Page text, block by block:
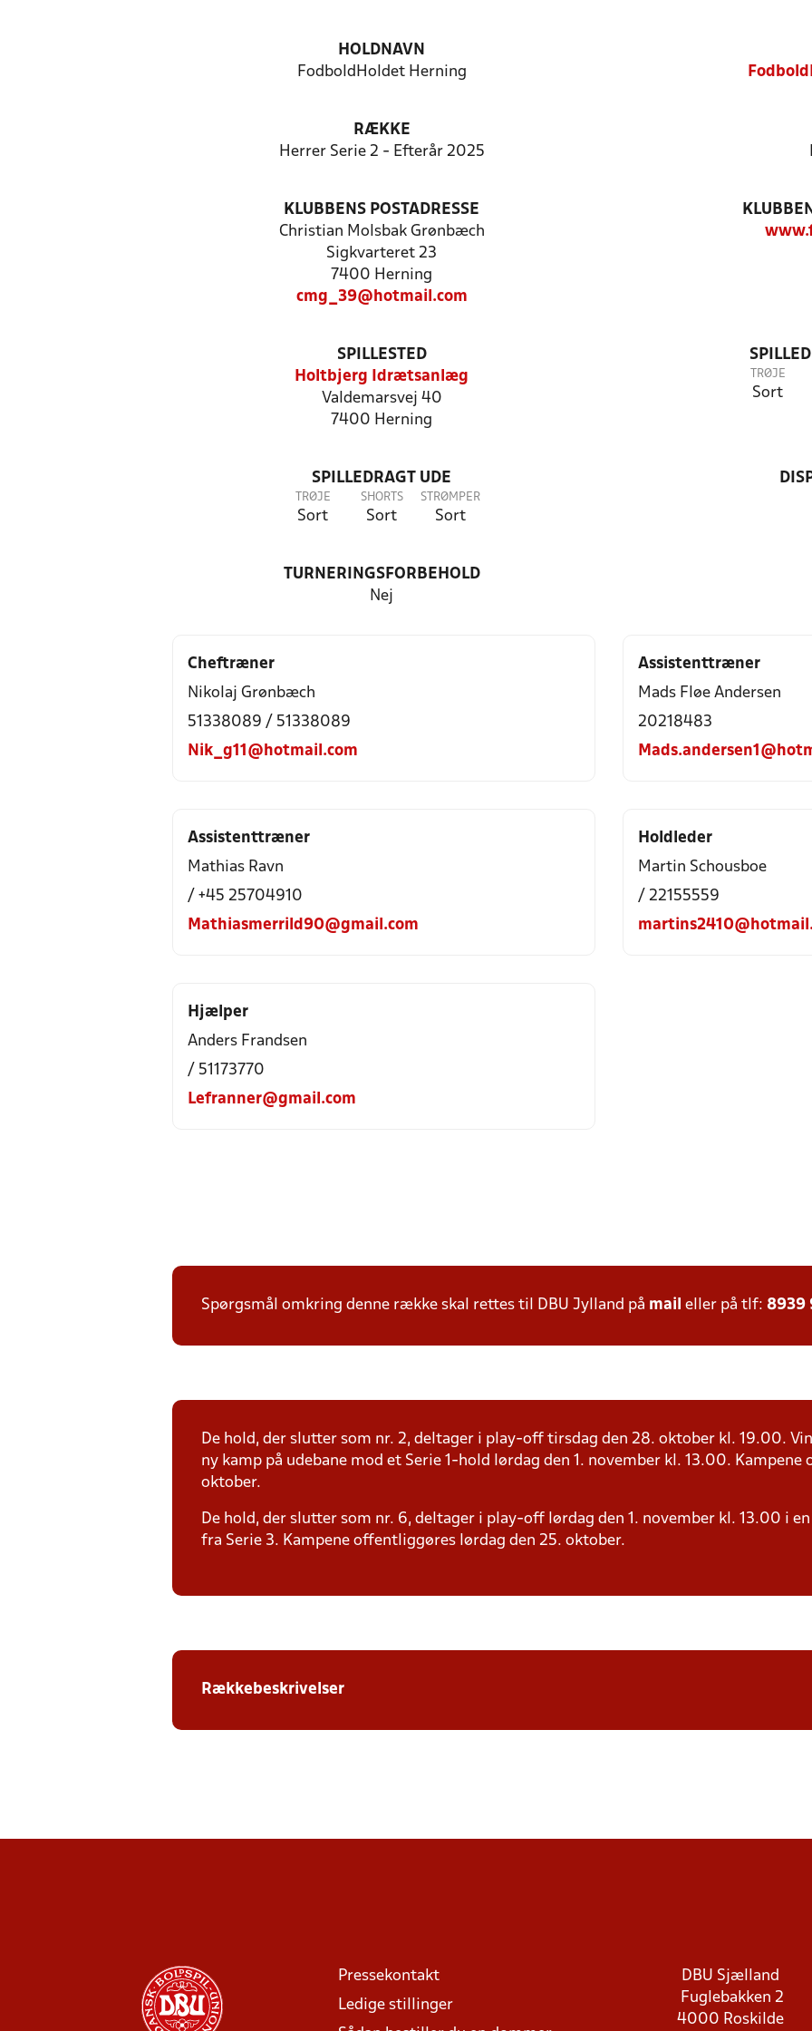
HOLDNAVN
FodboldHoldet Herning
RÆKKE
Herrer Serie 2 - Efterår 2025
KLUBBENS POSTADRESSE
Christian Molsbak Grønbæch
Sigkvarteret 23
7400 Herning
cmg_39@hotmail.com
SPILLESTED
Holtbjerg Idrætsanlæg
Valdemarsvej 40
7400 Herning
TRØJE
Sort
SPILLEDRAGT UDE
TRØJE
Sort
SHORTS
Sort
STRØMPER
Sort
TURNERINGSFORBEHOLD
Nej
Cheftræner
Nikolaj Grønbæch
51338089 / 51338089
Nik_g11@hotmail.com
Assistenttræner
Mads Fløe Andersen
20218483
Assistenttræner
Mathias Ravn
/ +45 25704910
Mathiasmerrild90@gmail.com
Holdleder
Martin Schousboe
/ 22155559
Hjælper
Anders Frandsen
/ 51173770
Lefranner@gmail.com
Spørgsmål omkring denne række skal rettes til DBU Jylland på mail eller på tlf: 8939
De hold, der slutter som nr. 2, deltager i play-off tirsdag den 28. oktober kl. 19.00.
ny kamp på udebane mod et Serie 1-hold lørdag den 1. november kl. 13.00.
oktober.
De hold, der slutter som nr. 6, deltager i play-off lørdag den 1. november kl. 13.00 i
fra Serie 3. Kampene offentliggøres lørdag den 25. oktober.
Rækkebeskrivelser
Pressekontakt
Ledige stillinger
DBU Sjælland
Fuglebakken 2
4000 Roskilde